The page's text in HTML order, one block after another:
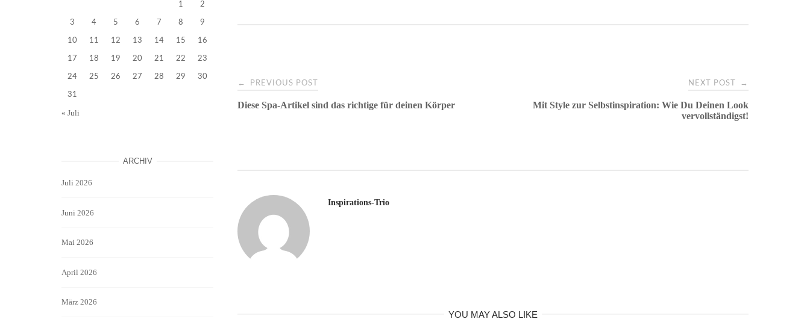
Post
navigation
← PREVIOUS POST
Diese Spa-Artikel sind das richtige für deinen Körper
NEXT POST →
Mit Style zur Selbstinspiration: Wie Du Deinen Look
vervollständigst!
Inspirations-Trio
YOU MAY ALSO LIKE
1 2
3 4 5 6 7 8 9
10 11 12 13 14 15 16
17 18 19 20 21 22 23
24 25 26 27 28 29 30
31
« Juli
ARCHIV
Juli 2026
Juni 2026
Mai 2026
April 2026
März 2026